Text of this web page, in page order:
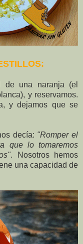
una naranja (el
y reservamos.
y dejamos que se
decía: "Romper el
que lo tomaremos
. Nosotros hemos
una capacidad de